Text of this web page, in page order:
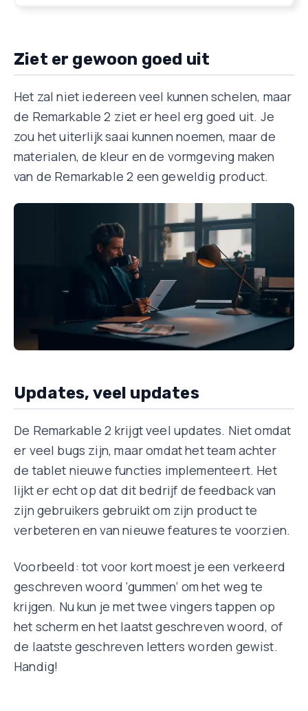
Ziet er gewoon goed uit
Het zal niet iedereen veel kunnen schelen, maar
de Remarkable 2 ziet er heel erg goed uit. Je
zou het uiterlijk saai kunnen noemen, maar de
materialen, de kleur en de vormgeving maken
van de Remarkable 2 een geweldig product.
Updates, veel updates
De Remarkable 2 krijgt veel updates. Niet omdat
er veel bugs zijn, maar omdat het team achter
de tablet nieuwe functies implementeert. Het
lijkt er echt op dat dit bedrijf de feedback van
zijn gebruikers gebruikt om zijn product te
verbeteren en van nieuwe features te voorzien.
Voorbeeld: tot voor kort moest je een verkeerd
geschreven woord ‘gummen’ om het weg te
krijgen. Nu kun je met twee vingers tappen op
het scherm en het laatst geschreven woord, of
de laatste geschreven letters worden gewist.
Handig!